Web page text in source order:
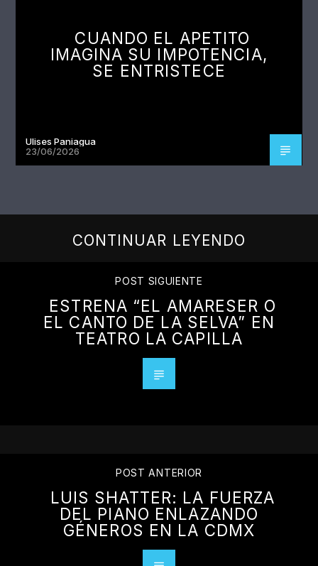
CUANDO EL APETITO
IMAGINA SU IMPOTENCIA,
SE ENTRISTECE
Ulises Paniagua
23/06/2026
CONTINUAR LEYENDO
POST SIGUIENTE
ESTRENA “EL AMARESER O
EL CANTO DE LA SELVA” EN
TEATRO LA CAPILLA
POST ANTERIOR
LUIS SHATTER: LA FUERZA
DEL PIANO ENLAZANDO
GÉNEROS EN LA CDMX